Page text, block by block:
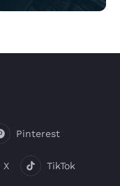
Pinterest
X TikTok